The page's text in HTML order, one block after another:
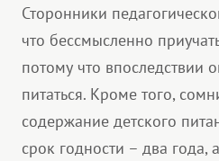
Сторонники
что бессмысленно
потому что впоследствии
питаться. Кроме того,
содержание детского
срок годности – два года,